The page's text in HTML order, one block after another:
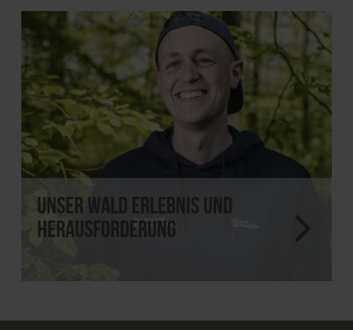
Unser Wald Erlebnis und
Herausforderung